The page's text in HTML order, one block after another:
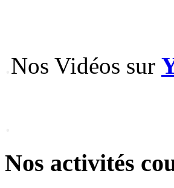
Nos Vidéos sur
Nos activités